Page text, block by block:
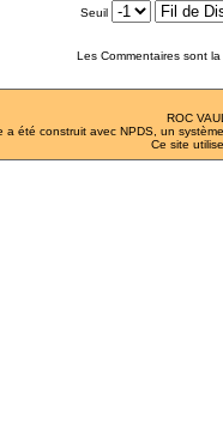
Seuil
Les Commentaires sont
ROC
a été construit avec NPDS , un
Ce site